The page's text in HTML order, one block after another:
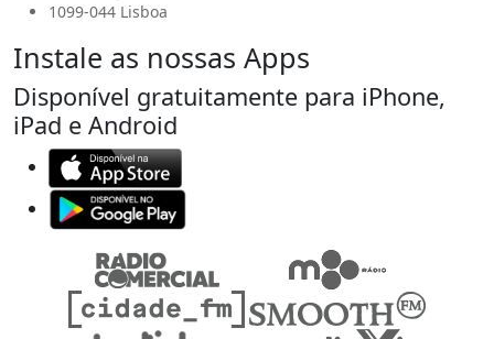
1099-044 Lisboa
Instale as nossas Apps
Disponível gratuitamente para iPhone,
iPad e Android